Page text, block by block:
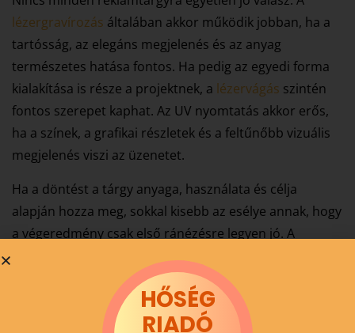
lézergravírozás általában akkor működik jobban, ha a
tartósság, az elegáns megjelenés és az anyag
természetes hatása fontos. Ha pedig az egyedi forma
kialakítása is része a projektnek, a lézervágás szintén
fontos szerepet kaphat. Az UV nyomtatás akkor erős,
ha a színek, a grafikai részletek és a feltűnőbb vizuális
megjelenés viszi az üzenetet.
Ha a döntést a tárgy anyaga, használata és célja
alapján hozza meg, sokkal kisebb az esélye annak, hogy
a végeredmény csak első ránézésre legyen jó. A
használat közben is rendben marad.
HŐSÉG
RIADÓ